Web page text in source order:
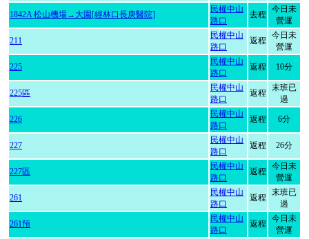
1842A 松山機場→大園[經林口長庚醫院]
民權中山
路口
去程
今日未
營運
211
民權中山
路口
返程
今日未
營運
225
民權中山
路口
返程 10分
225區
民權中山
路口
返程
末班已
過
226
民權中山
路口
返程 6分
227
民權中山
路口
返程 26分
227區
民權中山
路口
返程
今日未
營運
261
民權中山
路口
返程
末班已
過
261預
民權中山
路口
返程
今日未
營運